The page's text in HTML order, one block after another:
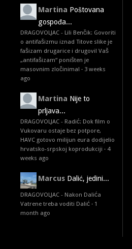
Martina Poštovana
gospođa...
DRAGOVOLJAC - Lili Benčik: Govoriti
o antifašizmu iznad Titove slike je
fašizam drugarice i drugovi! Vaš
„antifašizam“ poništen je
masovnim zločinima! · 3 weeks
ago
Martina Nije to
prljava...
DRAGOVOLJAC - Radić: Dok film o
Vukovaru ostaje bez potpore,
HAVC gotovo milijun eura dodijelio
hrvatsko-srpskoj koprodukciji · 4
weeks ago
Marcus Dalić, jedini...
DRAGOVOLJAC - Nakon Dalića
Vatrene treba voditi Dalić · 1
month ago